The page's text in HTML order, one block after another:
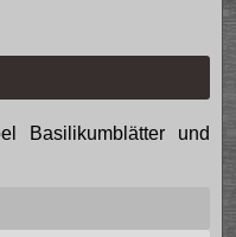
Basilikumblätter und